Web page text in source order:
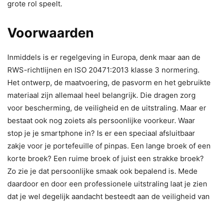
grote rol speelt.
Voorwaarden
Inmiddels is er regelgeving in Europa, denk maar aan de
RWS-richtlijnen en ISO 20471:2013 klasse 3 normering.
Het ontwerp, de maatvoering, de pasvorm en het gebruikte
materiaal zijn allemaal heel belangrijk. Die dragen zorg
voor bescherming, de veiligheid en de uitstraling. Maar er
bestaat ook nog zoiets als persoonlijke voorkeur. Waar
stop je je smartphone in? Is er een speciaal afsluitbaar
zakje voor je portefeuille of pinpas. Een lange broek of een
korte broek? Een ruime broek of juist een strakke broek?
Zo zie je dat persoonlijke smaak ook bepalend is. Mede
daardoor en door een professionele uitstraling laat je zien
dat je wel degelijk aandacht besteedt aan de veiligheid van